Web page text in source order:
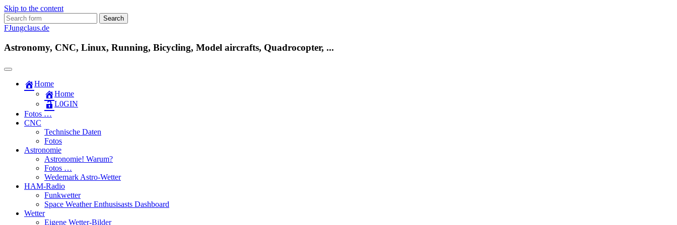
Skip to the content
Search
for:
FJungclaus.de
Astronomy, CNC, Linux, Running, Bicycling, Model aircrafts, Quadrocopter, ...
Home
Home
L​0​​GIN
Fotos …
CNC
Technische Daten
Fotos
Astronomie
Astronomie! Warum?
Fotos …
Wedemark Astro-Wetter
HAM-Radio
Funkwetter
Space Weather Enthusisasts Dashboard
Wetter
Eigene Wetter-Bilder